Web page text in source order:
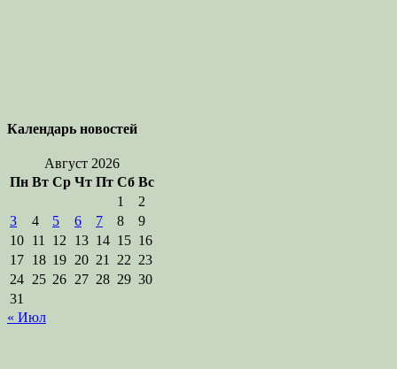
Календарь новостей
Август 2026
Пн Вт Ср Чт Пт Сб Вс
1
2
3
4 5 6 7 8
9
10 11 12 13 14 15 16
17 18 19 20 21 22 23
24 25 26 27 28 29 30
31
« Июл